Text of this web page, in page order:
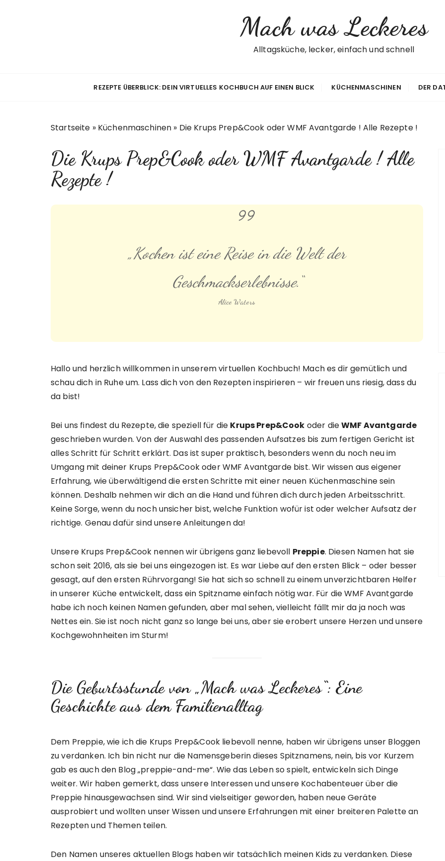
Mach was Leckeres
Alltagsküche, lecker, einfach und schnell
REZEPTE ÜBERBLICK: DEIN VIRTUELLES KOCHBUCH AUF EINEN BLICK KÜCHENMASCHINEN DER
Startseite » Küchenmaschinen » Die Krups Prep&Cook oder WMF Avantgarde ! Alle Rezepte !
Die Krups Prep&Cook oder WMF Avantgarde ! Alle
Rezepte !
„Kochen ist eine Reise in die Welt der
Geschmackserlebnisse.“
Alice Waters
Hallo und herzlich willkommen in unserem virtuellen Kochbuch! Mach es dir gemütlich und
schau dich in Ruhe um. Lass dich von den Rezepten inspirieren – wir freuen uns riesig, dass du
da bist!
Bei uns findest du Rezepte, die speziell für die Krups Prep&Cook oder dieWMF Avantgarde
geschrieben wurden. Von der Auswahl des passenden Aufsatzes bis zum fertigen Gericht ist
alles Schritt für Schritt erklärt. Das ist super praktisch, besonders wenn du noch neu im
Umgang mit deiner Krups Prep&Cook oder WMF Avantgarde bist. Wir wissen aus eigener
Erfahrung, wie überwältigend die ersten Schritte mit einer neuen Küchenmaschine sein
können. Deshalb nehmen wir dich an die Hand und führen dich durch jeden Arbeitsschritt.
Keine Sorge, wenn du noch unsicher bist, welche Funktion wofür ist oder welcher Aufsatz der
richtige. Genau dafür sind unsere Anleitungen da!
Unsere Krups Prep&Cook nennen wir übrigens ganz liebevoll Preppie. Diesen Namen hat sie
schon seit 2016, als sie bei uns eingezogen ist. Es war Liebe auf den ersten Blick – oder besser
gesagt, auf den ersten Rührvorgang! Sie hat sich so schnell zu einem unverzichtbaren Helfer
in unserer Küche entwickelt, dass ein Spitzname einfach nötig war. Für die WMF Avantgarde
habe ich noch keinen Namen gefunden, aber mal sehen, vielleicht fällt mir da ja noch was
Nettes ein. Sie ist noch nicht ganz so lange bei uns, aber sie erobert unsere Herzen und unsere
Kochgewohnheiten im Sturm!
Die Geburtsstunde von „Mach was Leckeres“: Eine
Geschichte aus dem Familienalltag
Dem Preppie, wie ich die Krups Prep&Cook liebevoll nenne, haben wir übrigens unser Bloggen
zu verdanken. Ich bin nicht nur die Namensgeberin dieses Spitznamens, nein, bis vor Kurzem
gab es auch den Blog „preppie-and-me“. Wie das Leben so spielt, entwickeln sich Dinge
weiter. Wir haben gemerkt, dass unsere Interessen und unsere Kochabenteuer über die
Preppie hinausgewachsen sind. Wir sind vielseitiger geworden, haben neue Geräte
ausprobiert und wollten unser Wissen und unsere Erfahrungen mit einer breiteren Palette an
Rezepten und Themen teilen.
Den Namen unseres aktuellen Blogs haben wir tatsächlich meinen Kids zu verdanken. Diese